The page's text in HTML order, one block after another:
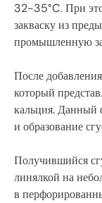
32-35°C. При
закваску из
промышленную
После
который
кальция. Данный
и образование
Получившийся
линялкой на
в